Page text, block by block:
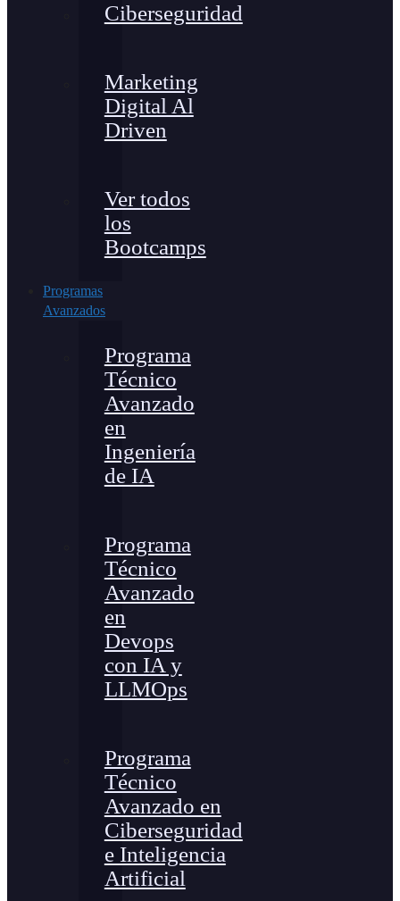
Ciberseguridad
Marketing
Digital Al
Driven
Ver todos
los
Bootcamps
Programas
Avanzados
Programa
Técnico
Avanzado
en
Ingeniería
de IA
Programa
Técnico
Avanzado
en
Devops
con IA y
LLMOps
Programa
Técnico
Avanzado en
Ciberseguridad
e Inteligencia
Artificial